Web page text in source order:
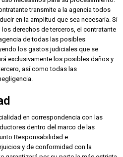
transmite a la agencia todos
en la amplitud que sea necesaria. Si
derechos de terceros, el contratante
de todas las posibles
los gastos judiciales que se
exclusivamente los posibles daños y
así como todas las
en correspondencia con las
dentro del marco de las
Responsabilidad e
y de conformidad con la